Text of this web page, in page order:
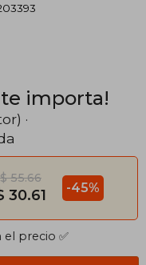
te importa!
·
$ 55.66
30.61 -45%
precio ✅